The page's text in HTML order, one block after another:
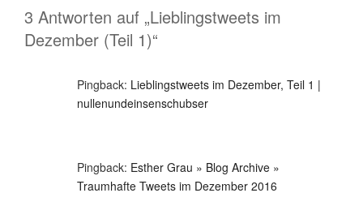
3 Antworten auf „Lieblingstweets im
Dezember (Teil 1)“
Pingback: Lieblingstweets im Dezember, Teil 1 |
nullenundeinsenschubser
Pingback: Esther Grau » Blog Archive »
Traumhafte Tweets im Dezember 2016